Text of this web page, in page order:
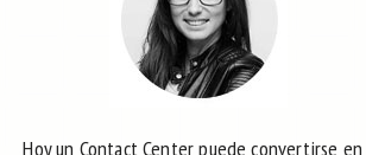
Hoy un Contact Center puede convertirse